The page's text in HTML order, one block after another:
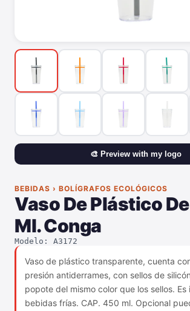
🎨 Preview with my logo
BEBIDAS › BOLÍGRAFOS ECOLÓGICOS
Vaso De Plástico
Ml. Conga
Modelo: A3172
Vaso de plástico transparente, cuenta
presión antiderrames, con sellos de
popote del mismo color que los sellos. Es
bebidas frías. CAP. 450 ml. Opcional